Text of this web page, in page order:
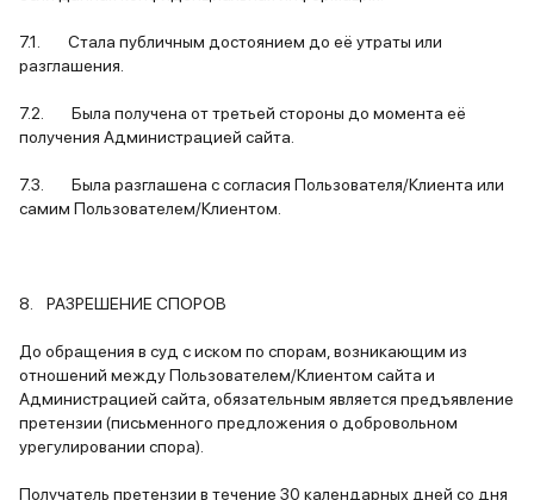
7.1. Стала публичным достоянием до её утраты или
разглашения.
7.2. Была получена от третьей стороны до момента её
получения Администрацией сайта.
7.3. Была разглашена с согласия Пользователя/Клиента или
самим Пользователем/Клиентом.
8. РАЗРЕШЕНИЕ СПОРОВ
До обращения в суд с иском по спорам, возникающим из
отношений между Пользователем/Клиентом сайта и
Администрацией сайта, обязательным является предъявление
претензии (письменного предложения о добровольном
урегулировании спора).
Получатель претензии в течение 30 календарных дней со дня